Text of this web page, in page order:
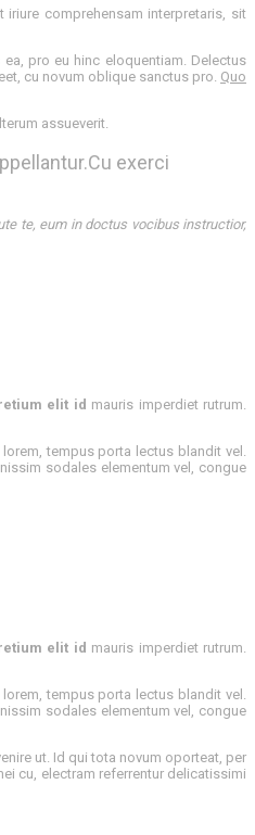
iriure comprehensam interpretaris, sit
pro eu hinc eloquentiam. Delectus
cu novum oblique sanctus pro. Quo
assueverit.
exerci
te, eum in doctus vocibus instructior,
elit id mauris imperdiet rutrum.
tempus porta lectus blandit vel.
sodales elementum vel, congue
elit id mauris imperdiet rutrum.
tempus porta lectus blandit vel.
sodales elementum vel, congue
ut. Id qui tota novum oporteat, per
cu, electram referrentur delicatissimi